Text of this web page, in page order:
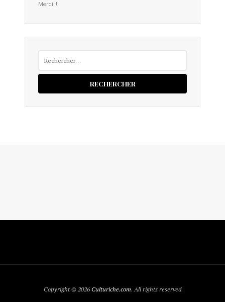
Merci !!
Copyright © 2026Culturiche.com. All rights reserved